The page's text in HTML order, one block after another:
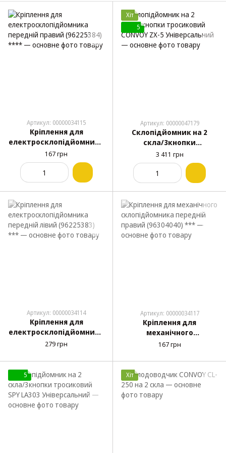
Артикул: 00000034115
Кріплення для
електросклопідйомника
передній правий
(96225384) ****
167 грн
Хіт
5
Артикул: 00000047179
Склопідйомник на 2
скла/3кнопки
тросиковий CONVOY ZX-5
Універсальний
3 411 грн
Артикул: 00000034114
Кріплення для
електросклопідйомника
передній лівий
279 грн
Артикул: 00000034117
Кріплення для
механічного
склопідйомника
(96304040) ***
167 грн
5 Хіт